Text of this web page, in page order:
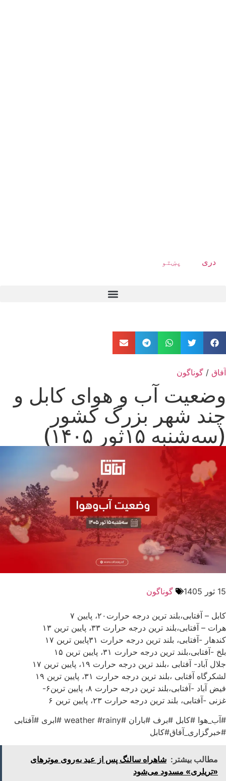
دری پښتو
آفاق / گوناگون
وضعیت آب و هوای کابل و
چند شهر بزرگ کشور
(سه‌شنبه ۱۵ثور ۱۴۰۵)
15 ثور 1405 گوناگون
کابل – آفتابی،بلند ترین درجه حرارت۲۰، پایین ۷
هرات – آفتابی،بلند ترین درجه حرارت ۳۳، پایین ترین ۱۳
کندهار -آفتابی، بلند ترین درجه حرارت ۳۱پایین ترین ۱۷
بلخ -آفتابی،بلند ترین درجه حرارت ۳۱، پایین ترین ۱۵
جلال آباد- آفتابی ،بلند ترین درجه حرارت ۱۹، پایین ترین ۱۷
لشکرگاه آفتابی ،بلند ترین درجه حرارت ۳۱، پایین ترین ۱۹
فیض آباد -آفتابی،بلند ترین درجه حرارت ۸، پایین ترین۶-
غزنی -آفتابی، بلند ترین درجه حرارت ۲۳، پایین ترین ۶
#آب_هوا #کابل #برف #باران #weather #rainy #ابری #آفتابی
#خبرگزاری_آفاق#کابل
مطالب بیشتر: شاهراه سالنگ پس از عید به‌روی موترهای
«تریلری» مسدود می‌شود